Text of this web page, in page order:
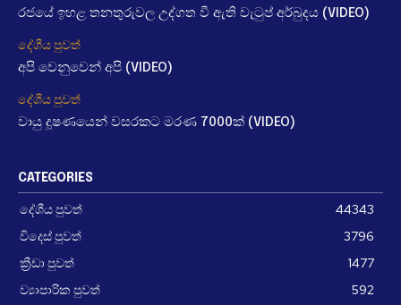
රජයේ ඉහළ තනතුරුවල උද්ගත වී ඇති වැටුප් අර්බුදය (VIDEO)
දේශීය පුවත්
අපි වෙනුවෙන් අපි (VIDEO)
දේශීය පුවත්
වායු දූෂණයෙන් වසරකට මරණ 7000ක් (VIDEO)
CATEGORIES
දේශීය පුවත්
44343
විදෙස් පුවත්
3796
ක්‍රීඩා පුවත්
1477
ව්‍යාපාරික පුවත්
592